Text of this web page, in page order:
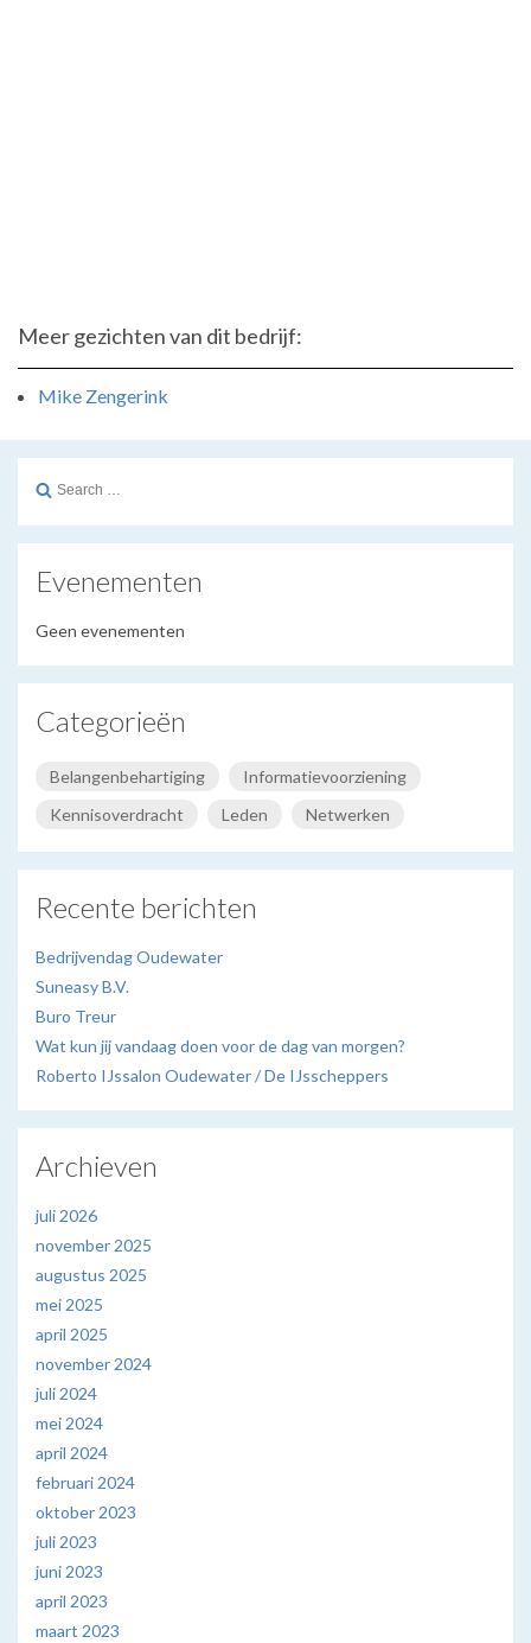
Meer gezichten van dit bedrijf:
Mike Zengerink
Search
Evenementen
Geen evenementen
Categorieën
Belangenbehartiging
Informatievoorziening
Kennisoverdracht
Leden Netwerken
Recente berichten
Bedrijvendag Oudewater
Suneasy B.V.
Buro Treur
Wat kun jij vandaag doen voor de dag van morgen?
Roberto IJssalon Oudewater / De IJsscheppers
Archieven
juli 2026
november 2025
augustus 2025
mei 2025
april 2025
november 2024
juli 2024
mei 2024
april 2024
februari 2024
oktober 2023
juli 2023
juni 2023
april 2023
maart 2023